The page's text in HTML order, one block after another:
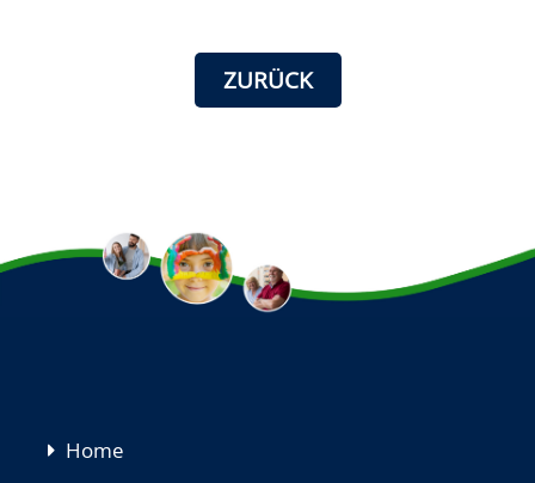
ZURÜCK
Navigation
Home